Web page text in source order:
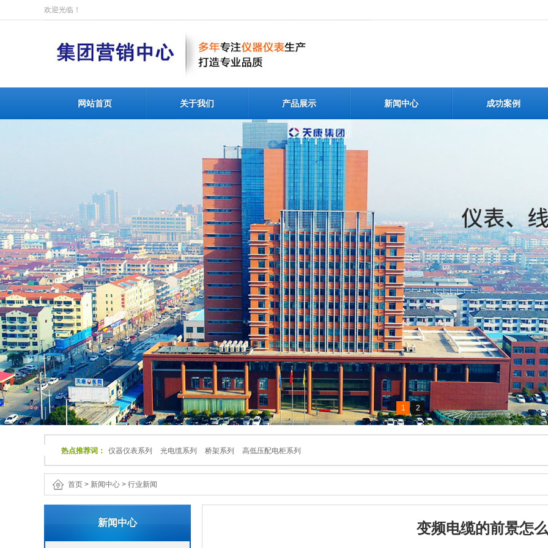
欢迎光临！
网站首页 关于我们 产品展示 新闻中心 成功案例
1 2
热点推荐词： 仪器仪表系列 光电缆系列 桥架系列 高低压配电柜系列
首页 > 新闻中心 > 行业新闻
新闻中心 变频电缆的前景怎